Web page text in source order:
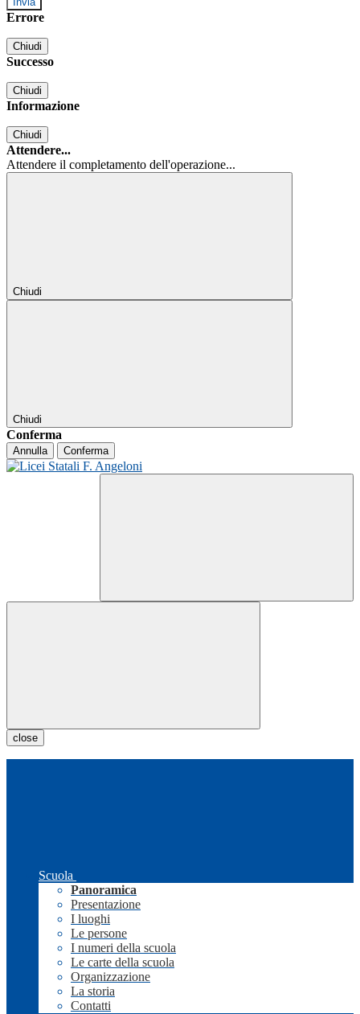
Errore
Chiudi
Successo
Chiudi
Informazione
Chiudi
Attendere...
Attendere il completamento dell'operazione...
Chiudi
Chiudi
Conferma
Annulla Conferma
close
Scuola
Panoramica
Presentazione
I luoghi
Le persone
I numeri della scuola
Le carte della scuola
Organizzazione
La storia
Contatti